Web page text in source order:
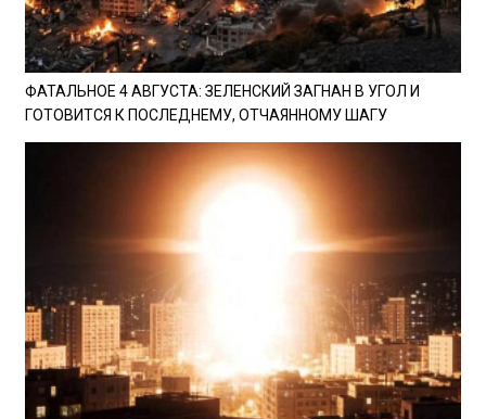
ФАТАЛЬНОЕ 4 АВГУСТА: ЗЕЛЕНСКИЙ ЗАГНАН В УГОЛ И
ГОТОВИТСЯ К ПОСЛЕДНЕМУ, ОТЧАЯННОМУ ШАГУ